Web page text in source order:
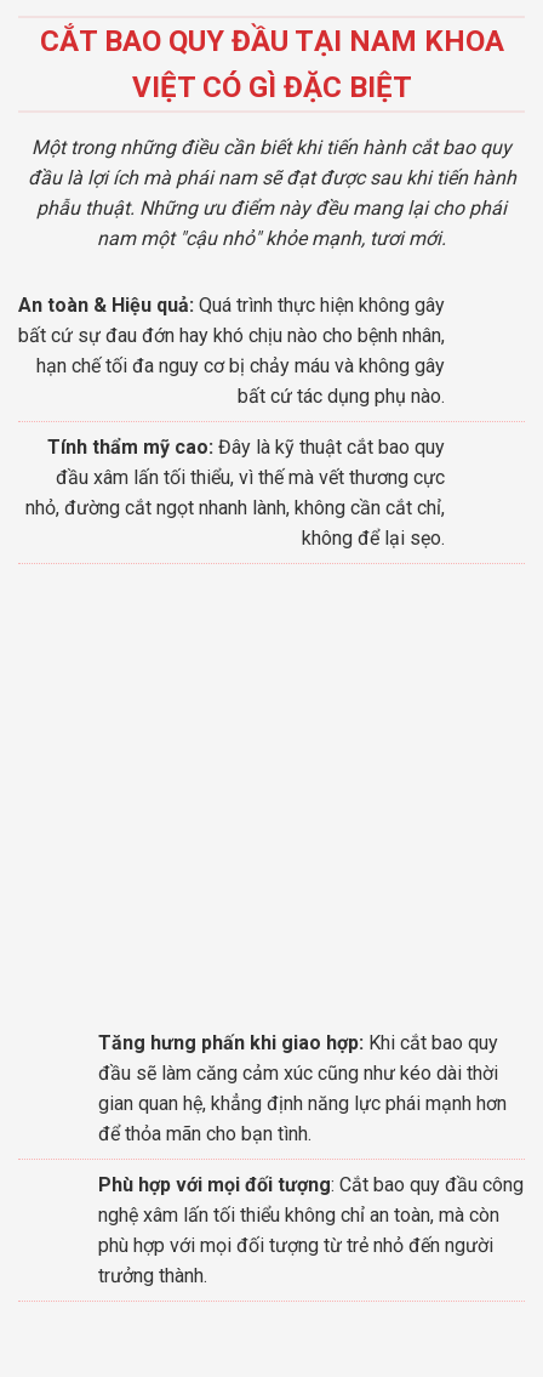
CẮT BAO QUY ĐẦU TẠI NAM KHOA
VIỆT CÓ GÌ ĐẶC BIỆT
Một trong những điều cần biết khi tiến hành cắt bao quy
đầu là lợi ích mà phái nam sẽ đạt được sau khi tiến hành
phẫu thuật. Những ưu điểm này đều mang lại cho phái
nam một "cậu nhỏ" khỏe mạnh, tươi mới.
An toàn & Hiệu quả: Quá trình thực hiện không gây
bất cứ sự đau đớn hay khó chịu nào cho bệnh nhân,
hạn chế tối đa nguy cơ bị chảy máu và không gây
bất cứ tác dụng phụ nào.
Tính thẩm mỹ cao: Đây là kỹ thuật cắt bao quy
đầu xâm lấn tối thiểu, vì thế mà vết thương cực
nhỏ, đường cắt ngọt nhanh lành, không cần cắt chỉ,
không để lại sẹo.
Tăng hưng phấn khi giao hợp: Khi cắt bao quy
đầu sẽ làm căng cảm xúc cũng như kéo dài thời
gian quan hệ, khẳng định năng lực phái mạnh hơn
để thỏa mãn cho bạn tình.
Phù hợp với mọi đối tượng: Cắt bao quy đầu công
nghệ xâm lấn tối thiểu không chỉ an toàn, mà còn
phù hợp với mọi đối tượng từ trẻ nhỏ đến người
trưởng thành.